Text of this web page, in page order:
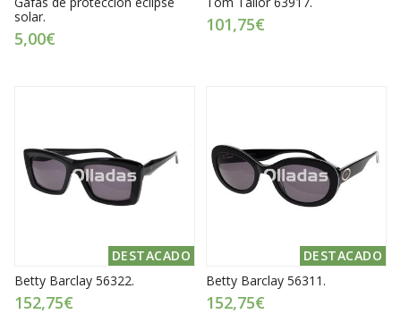
solar.
5,00€
101,75€
DESTACADO
Betty Barclay 56322.
152,75€
DESTACADO
Betty Barclay 56311.
152,75€